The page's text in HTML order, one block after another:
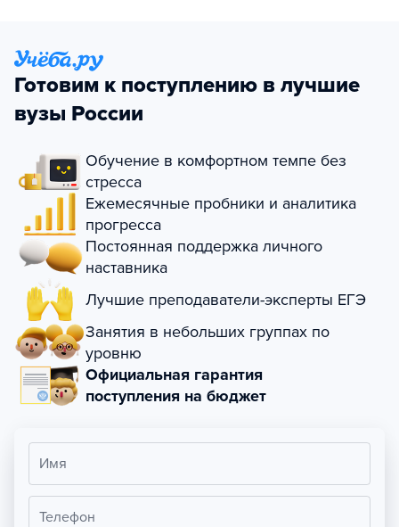
Готовим к поступлению в лучшие
вузы России
Обучение в комфортном темпе без
стресса
Ежемесячные пробники и аналитика
прогресса
Постоянная поддержка личного
наставника
Лучшие преподаватели-эксперты ЕГЭ
Занятия в небольших группах по
уровню
Официальная гарантия
поступления на бюджет
Имя
Телефон